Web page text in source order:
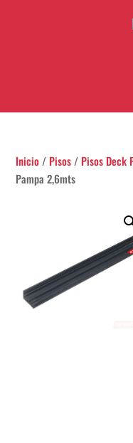
Inicio / Pisos / Pisos Deck
Pampa 2,6mts